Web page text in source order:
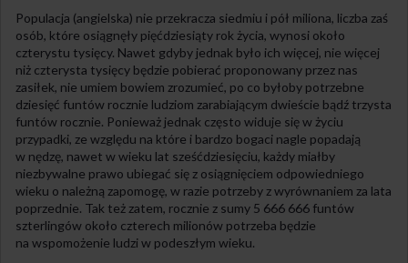
Populacja (angielska) nie przekracza siedmiu i pół miliona, liczba zaś
osób, które osiągnęły pięćdziesiąty rok życia, wynosi około
czterystu tysięcy. Nawet gdyby jednak było ich więcej, nie więcej
niż czterysta tysięcy będzie pobierać proponowany przez nas
zasiłek, nie umiem bowiem zrozumieć, po co byłoby potrzebne
dziesięć funtów rocznie ludziom zarabiającym dwieście bądź trzysta
funtów rocznie. Ponieważ jednak często widuje się w życiu
przypadki, ze względu na które i bardzo bogaci nagle popadają
w nędzę, nawet w wieku lat sześćdziesięciu, każdy miałby
niezbywalne prawo ubiegać się z osiągnięciem odpowiedniego
wieku o należną zapomogę, w razie potrzeby z wyrównaniem za lata
poprzednie. Tak też zatem, rocznie z sumy 5 666 666 funtów
szterlingów około czterech milionów potrzeba będzie
na wspomożenie ludzi w podeszłym wieku.